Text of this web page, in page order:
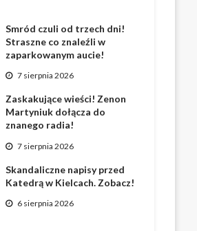
Smród czuli od trzech dni!
Straszne co znaleźli w
zaparkowanym aucie!
7 sierpnia 2026
Zaskakujące wieści! Zenon
Martyniuk dołącza do
znanego radia!
7 sierpnia 2026
Skandaliczne napisy przed
Katedrą w Kielcach. Zobacz!
6 sierpnia 2026